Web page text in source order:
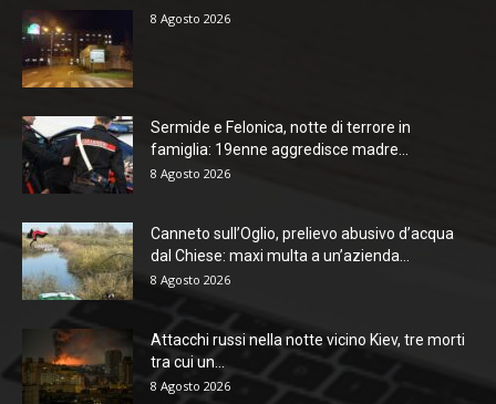
8 Agosto 2026
Sermide e Felonica, notte di terrore in
famiglia: 19enne aggredisce madre...
8 Agosto 2026
Canneto sull’Oglio, prelievo abusivo d’acqua
dal Chiese: maxi multa a un’azienda...
8 Agosto 2026
Attacchi russi nella notte vicino Kiev, tre morti
tra cui un...
8 Agosto 2026